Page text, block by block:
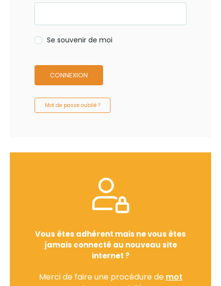
Se souvenir de moi
CONNEXION
Mot de passe oublié ?
Vous êtes adhérent mais ne vous êtes
jamais connecté au nouveau site
internet ?
Merci de faire une procédure de mot